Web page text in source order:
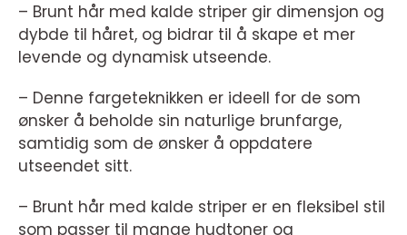
– Brunt hår med kalde striper gir dimensjon og
dybde til håret, og bidrar til å skape et mer
levende og dynamisk utseende.
– Denne fargeteknikken er ideell for de som
ønsker å beholde sin naturlige brunfarge,
samtidig som de ønsker å oppdatere
utseendet sitt.
– Brunt hår med kalde striper er en fleksibel stil
som passer til mange hudtoner og